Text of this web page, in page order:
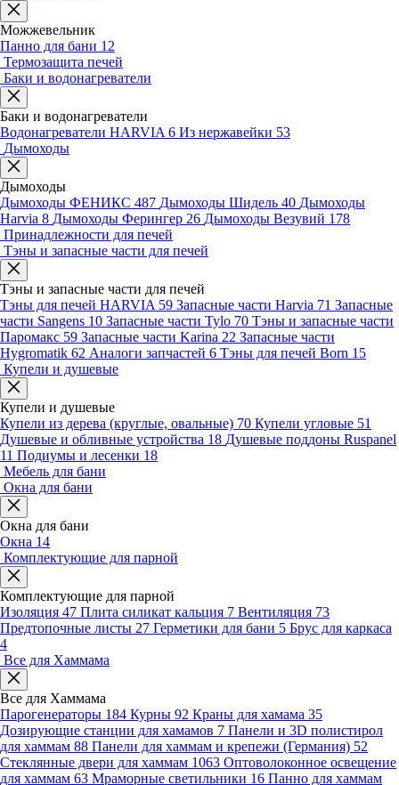
Можжевельник
Панно для бани 12
Термозащита печей
Баки и водонагреватели
Баки и водонагреватели
Водонагреватели HARVIA 6 Из нержавейки 53
Дымоходы
Дымоходы
Дымоходы ФЕНИКС 487 Дымоходы Шидель 40 Дымоходы
Harvia 8 Дымоходы Ферингер 26 Дымоходы Везувий 178
Принадлежности для печей
Тэны и запасные части для печей
Тэны и запасные части для печей
Тэны для печей HARVIA 59 Запасные части Harvia 71 Запасные
части Sangens 10 Запасные части Tylo 70 Тэны и запасные части
Паромакс 59 Запасные части Karina 22 Запасные части
Hygromatik 62 Аналоги запчастей 6 Тэны для печей Born 15
Купели и душевые
Купели и душевые
Купели из дерева (круглые, овальные) 70 Купели угловые 51
Душевые и обливные устройства 18 Душевые поддоны Ruspanel
11 Подиумы и лесенки 18
Мебель для бани
Окна для бани
Окна для бани
Окна 14
Комплектующие для парной
Комплектующие для парной
Изоляция 47 Плита силикат кальция 7 Вентиляция 73
Предтопочные листы 27 Герметики для бани 5 Брус для каркаса
4
Все для Хаммама
Все для Хаммама
Парогенераторы 184 Курны 92 Краны для хамама 35
Дозирующие станции для хамамов 7 Панели и 3D полистирол
для хаммам 88 Панели для хаммам и крепежи (Германия) 52
Стеклянные двери для хаммам 1063 Оптоволоконное освещение
для хаммам 63 Мраморные светильники 16 Панно для хаммам